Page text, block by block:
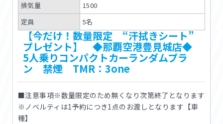
排気量
1500
定員
5名
【今だけ！数量限定 “汗拭きシート”
プレゼント】 ◆那覇空港豊見城店◆
5人乗りコンパクトカーランダムプラ
ン 禁煙 TMR：3one
■注意事項※数量限定のため無くなり次第終了となります
※ノベルティは1予約につき1点のお渡しとなります【車
種】